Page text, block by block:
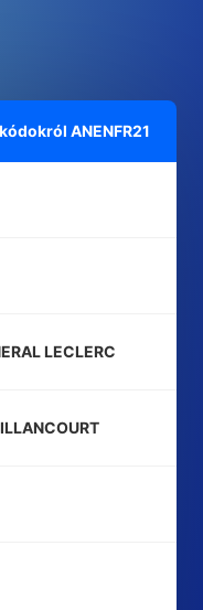
ANENFR21
LECLERC